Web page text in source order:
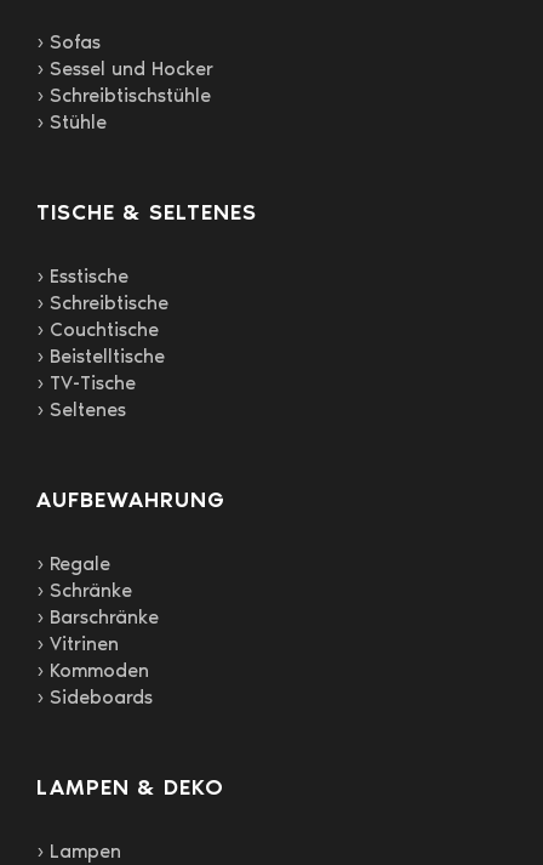
› Sofas
› Sessel und Hocker
› Schreibtischstühle
› Stühle
TISCHE & SELTENES
› Esstische
› Schreibtische
› Couchtische
› Beistelltische
› TV-Tische
› Seltenes
AUFBEWAHRUNG
› Regale
› Schränke
› Barschränke
› Vitrinen
› Kommoden
› Sideboards
LAMPEN & DEKO
› Lampen